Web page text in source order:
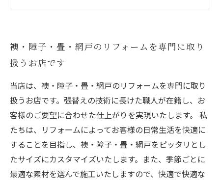
ます
襖・障子・畳・網戸のリフォームを専門に取り
扱うお店です
当店は、襖・障子・畳・網戸のリフォームを専門に取り
扱うお店です。張替えの技術に長けた職人が在籍し、お
客様のご要望に合わせた仕上がりを実現いたします。 私
たちは、リフォームによってお客様の日常生活を快適に
することを目指し、襖・障子・畳・網戸をピッタリとし
たサイズにカスタマイズいたします。また、季節ごとに
最適な素材を選んで施工いたしますので、快適で快適な